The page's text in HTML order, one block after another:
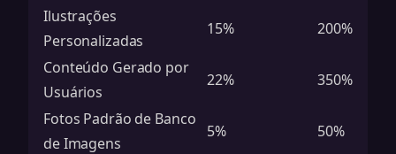
Ilustrações
Personalizadas
15%
200%
Conteúdo Gerado por
Usuários
22%
350%
Fotos Padrão de Banco
de Imagens
5%
50%